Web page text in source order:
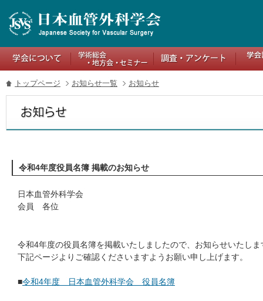
トップページ お知らせ一覧 お知らせ
令和4年度役員名簿 掲載のお知らせ
日本血管外科学会
会員 各位
令和4年度の役員名簿を掲載いたしましたので、お知らせいたしま
下記ページよりご確認くださいますようお願い申し上げます。
■令和4年度 日本血管外科学会 役員名簿